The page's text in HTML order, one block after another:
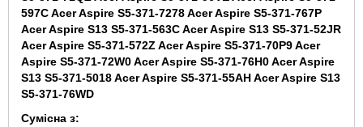
597C Acer Aspire S5-371-7278 Acer Aspire S5-371-767P
Acer Aspire S13 S5-371-563C Acer Aspire S13 S5-371-52JR
Acer Aspire S5-371-572Z Acer Aspire S5-371-70P9 Acer
Aspire S5-371-72W0 Acer Aspire S5-371-76H0 Acer Aspire
S13 S5-371-5018 Acer Aspire S5-371-55AH Acer Aspire S13
S5-371-76WD
Сумісна з: